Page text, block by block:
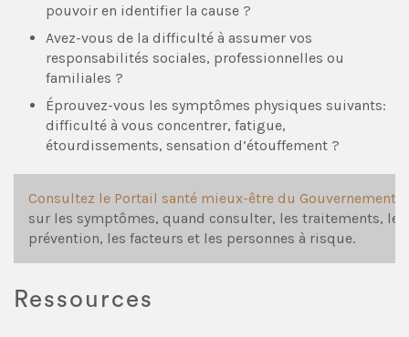
pouvoir en identifier la cause ?
Avez-vous de la difficulté à assumer vos
responsabilités sociales, professionnelles ou
familiales ?
Éprouvez-vous les symptômes physiques suivants:
difficulté à vous concentrer, fatigue,
étourdissements, sensation d’étouffement ?
Consultez le Portail santé mieux-être du Gouvernement
sur les symptômes, quand consulter, les traitements,
prévention, les facteurs et les personnes à risque.
Ressources